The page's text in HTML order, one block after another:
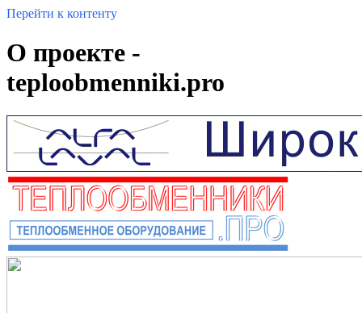
Перейти к контенту
О проекте -
teploobmenniki.pro